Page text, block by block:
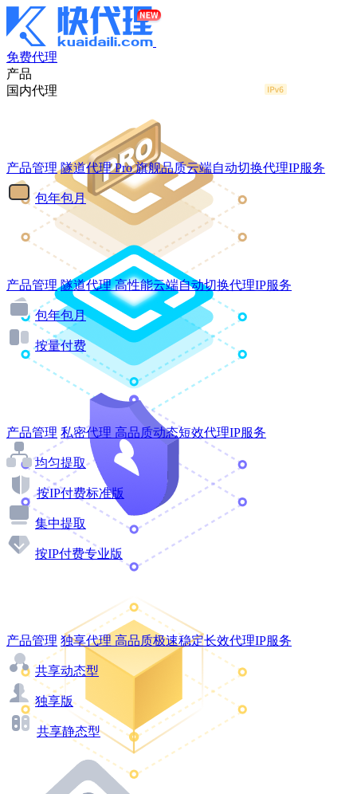
免费代理
产品
国内代理
产品管理 隧道代理Pro 旗舰品质云端自动切换代理IP服务
包年包月
产品管理 隧道代理 高性能云端自动切换代理IP服务
包年包月
按量付费
产品管理 私密代理 高品质动态短效代理IP服务
均匀提取
按IP付费标准版
集中提取
按IP付费专业版
产品管理 独享代理 高品质极速稳定长效代理IP服务
共享动态型
独享版
共享静态型